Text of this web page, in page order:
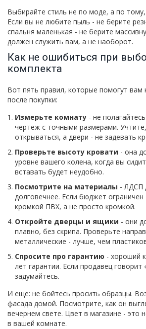
Выбирайте стиль не по моде, а по
Если вы не любите пыль - не берите
спальня маленькая - не берите
должен служить вам, а не наоборот.
Как не ошибиться при
комплекта
Вот пять правил, которые помогут вам
после покупки:
Измерьте комнату - не
чертеж с точными размерами.
открываться, а двери - не задевать
Проверьте высоту кровати - она
уровне вашего колена, когда вы
вставать будет неудобно.
Посмотрите на материалы - ЛДСП
долговечнее. Если бюджет
кромкой ПВХ, а не просто кромкой.
Откройте дверцы и ящики - они
плавно, без скрипа. Проверьте
металлические - лучше, чем
Спросите про гарантию - хороший
лет гарантии. Если продавец говорит
задумайтесь.
И еще: не бойтесь просить образцы.
фасада домой. Посмотрите, как он
вечернем свете. Цвет в магазине - это
в вашей комнате.